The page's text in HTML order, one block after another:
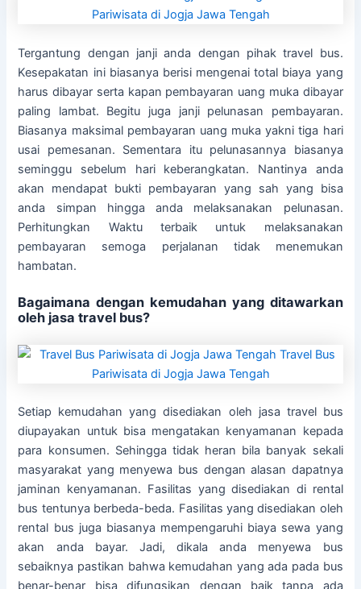
Tergantung dengan janji anda dengan pihak travel bus.
Kesepakatan ini biasanya berisi mengenai total biaya yang
harus dibayar serta kapan pembayaran uang muka dibayar
paling lambat. Begitu juga janji pelunasan pembayaran.
Biasanya maksimal pembayaran uang muka yakni tiga hari
usai pemesanan. Sementara itu pelunasannya biasanya
seminggu sebelum hari keberangkatan. Nantinya anda
akan mendapat bukti pembayaran yang sah yang bisa
anda simpan hingga anda melaksanakan pelunasan.
Perhitungkan Waktu terbaik untuk melaksanakan
pembayaran semoga perjalanan tidak menemukan
hambatan.
Bagaimana dengan kemudahan yang ditawarkan
oleh jasa travel bus?
Setiap kemudahan yang disediakan oleh jasa travel bus
diupayakan untuk bisa mengatakan kenyamanan kepada
para konsumen. Sehingga tidak heran bila banyak sekali
masyarakat yang menyewa bus dengan alasan dapatnya
jaminan kenyamanan. Fasilitas yang disediakan di rental
bus tentunya berbeda-beda. Fasilitas yang disediakan oleh
rental bus juga biasanya mempengaruhi biaya sewa yang
akan anda bayar. Jadi, dikala anda menyewa bus
sebaiknya pastikan bahwa kemudahan yang ada pada bus
benar-benar bisa difungsikan dengan baik tanpa ada